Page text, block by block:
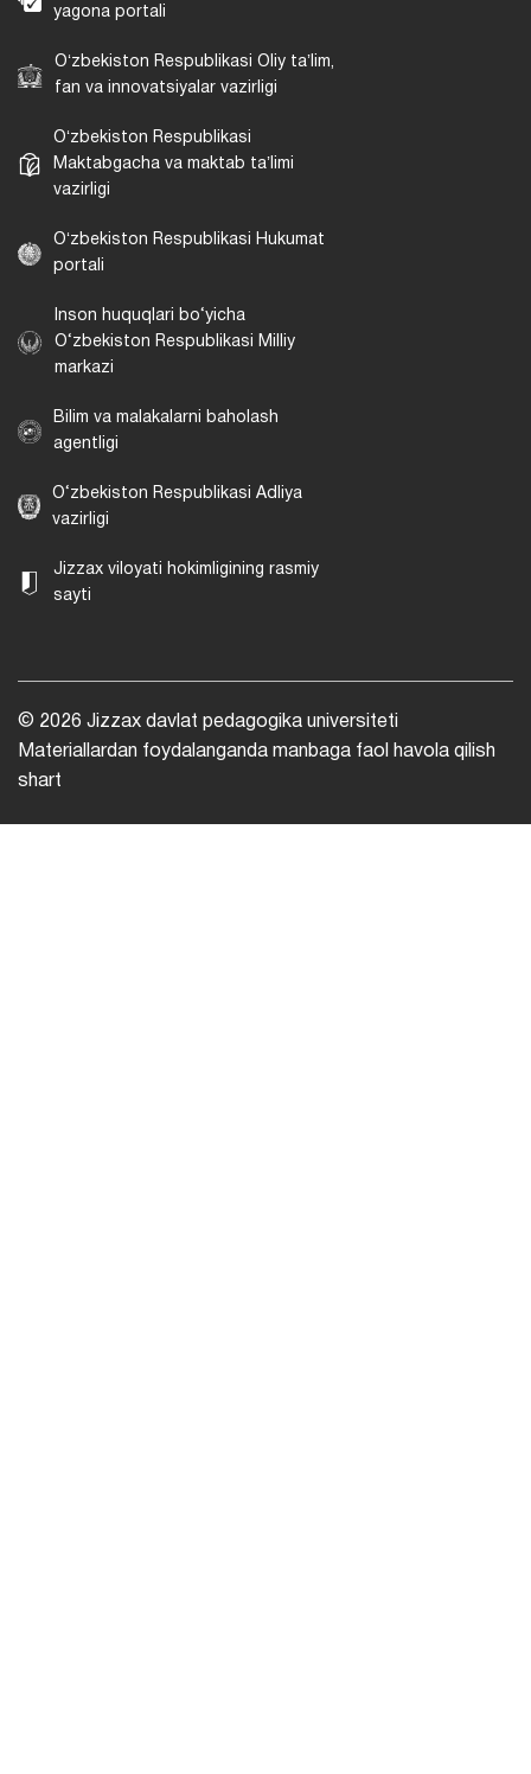
yagona portali
Oʻzbekiston Respublikasi Oliy taʼlim,
fan va innovatsiyalar vazirligi
Oʻzbekiston Respublikasi
Maktabgacha va maktab taʼlimi
vazirligi
Oʻzbekiston Respublikasi Hukumat
portali
Inson huquqlari bo‘yicha
O‘zbekiston Respublikasi Milliy
markazi
Bilim va malakalarni baholash
agentligi
O‘zbekiston Respublikasi Adliya
vazirligi
Jizzax viloyati hokimligining rasmiy
sayti
© 2026 Jizzax davlat pedagogika universiteti
Materiallardan foydalanganda manbaga faol havola qilish
shart